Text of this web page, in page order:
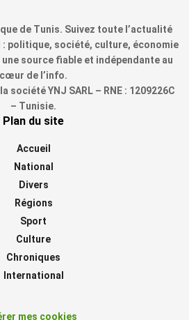
de Tunis. Suivez toute l’actualité
: politique, société, culture, économie
source fiable et indépendante au
cœur de l’info.
société YNJ SARL – RNE : 1209226C
– Tunisie.
Plan du site
Accueil
National
Divers
Régions
Sport
Culture
Chroniques
International
mes cookies